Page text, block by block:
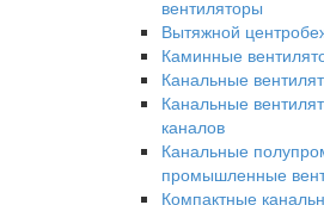
вентиляторы
Вытяжной
Каминные
Канальные
Канальные
каналов
Канальные
промышленные
Компактные